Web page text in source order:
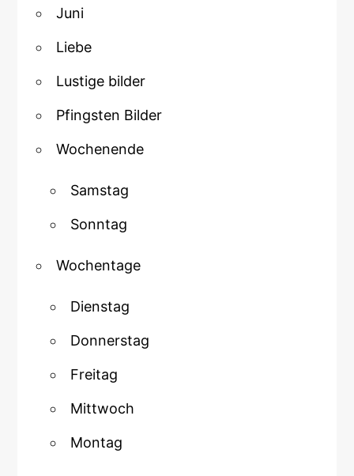
Juni
Liebe
Lustige bilder
Pfingsten Bilder
Wochenende
Samstag
Sonntag
Wochentage
Dienstag
Donnerstag
Freitag
Mittwoch
Montag